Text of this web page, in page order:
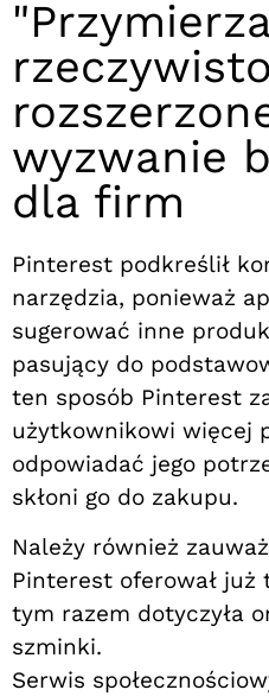
wyzwanie
dla firm
Pinterest podkreślił
narzędzia, ponieważ
sugerować inne
pasujący do
ten sposób Pinterest
użytkownikowi więcej
odpowiadać jego
skłoni go do zakupu.
Należy również
Pinterest oferował już
tym razem dotyczyła
szminki.
Serwis